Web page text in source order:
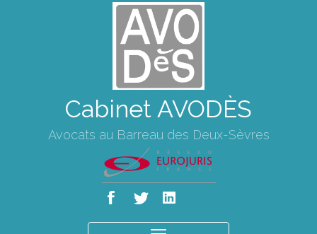
Cabinet AVODÈS
Avocats au Barreau des Deux-Sèvres